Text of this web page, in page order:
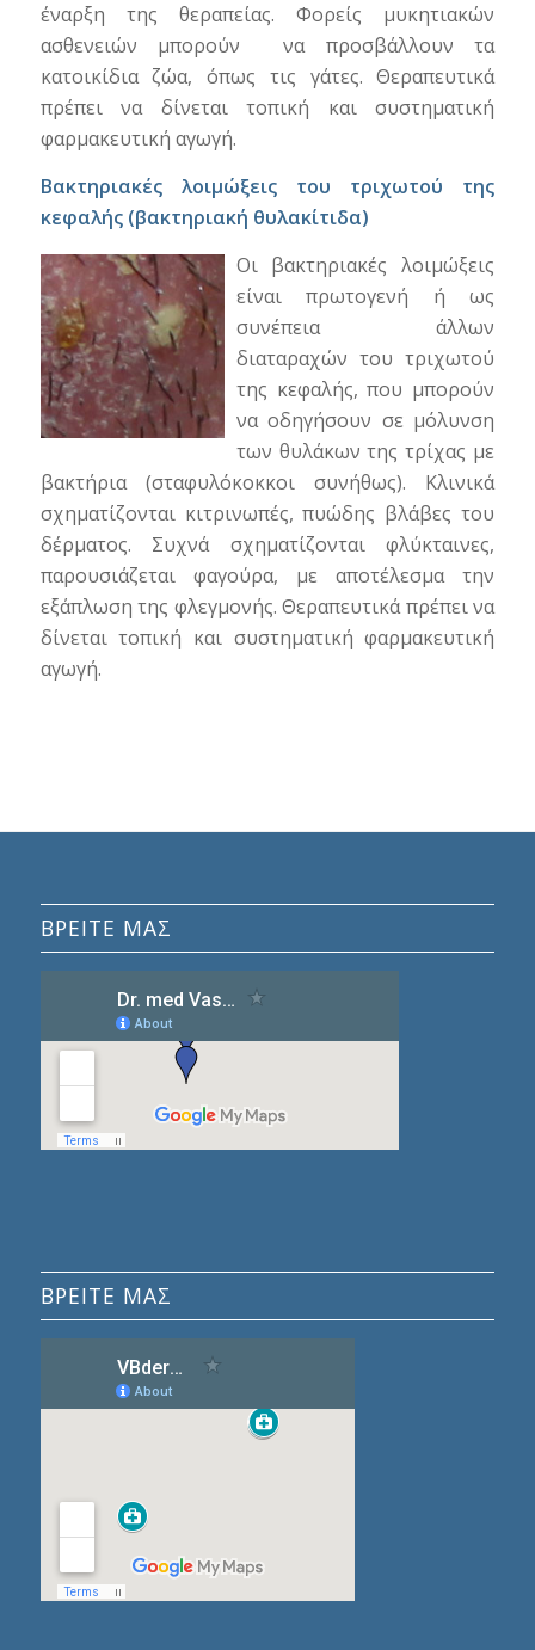
έναρξη της θεραπείας. Φορείς μυκητιακών
ασθενειών μπορούν να προσβάλλουν τα
κατοικίδια ζώα, όπως τις γάτες. Θεραπευτικά
πρέπει να δίνεται τοπική και συστηματική
φαρμακευτική αγωγή.
Βακτηριακές λοιμώξεις του τριχωτού της
κεφαλής (βακτηριακή θυλακίτιδα)
Οι βακτηριακές λοιμώξεις
είναι πρωτογενή ή ως
συνέπεια άλλων
διαταραχών του τριχωτού
της κεφαλής, που μπορούν
να οδηγήσουν σε μόλυνση
των θυλάκων της τρίχας με
βακτήρια (σταφυλόκοκκοι συνήθως). Κλινικά
σχηματίζονται κιτρινωπές, πυώδης βλάβες του
δέρματος. Συχνά σχηματίζονται φλύκταινες,
παρουσιάζεται φαγούρα, με αποτέλεσμα την
εξάπλωση της φλεγμονής. Θεραπευτικά πρέπει να
δίνεται τοπική και συστηματική φαρμακευτική
αγωγή.
ΒΡΕΊΤΕ ΜΑΣ
ΒΡΕΙΤΕ ΜΑΣ